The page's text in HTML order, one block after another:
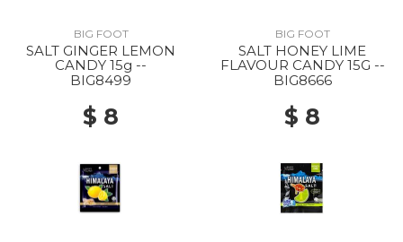
BIG FOOT
SALT GINGER LEMON
CANDY 15g --
BIG8499
$ 8
BIG FOOT
SALT HONEY LIME
FLAVOUR CANDY 15G --
BIG8666
$ 8